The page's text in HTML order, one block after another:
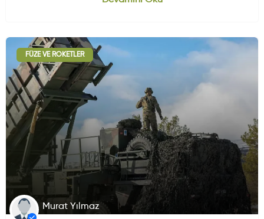
FÜZE VE ROKETLER
Murat Yılmaz